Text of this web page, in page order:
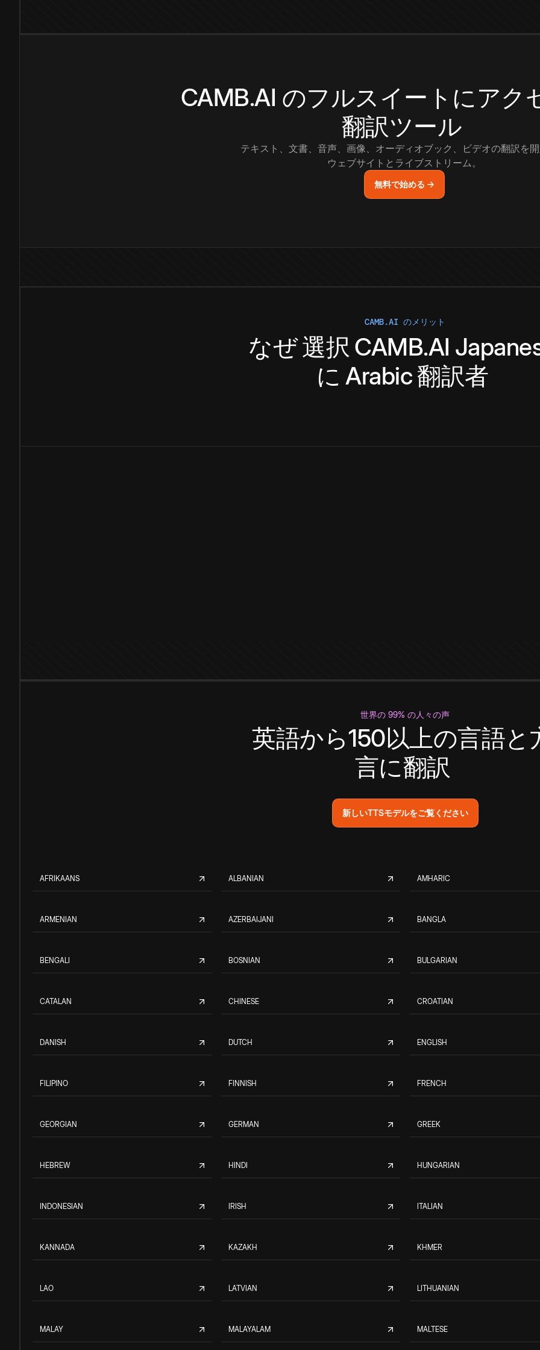
CAMB.AI のフルスイートにアク
翻訳ツール
テキスト、文書、音声、画像、オーディオブック、ビデオの翻訳を
ウェブサイトとライブストリーム。
無料で始める →
CAMB.AI のメリット
なぜ選択 CAMB.AI
に Arabic翻訳者
世界の 99% の人々の声
英語から150以上の言語と
言に翻訳
新しいTTSモデルをご覧ください
AFRIKAANS ALBANIAN AMHARIC
ARMENIAN AZERBAIJANI BANGLA
BENGALI BOSNIAN BULGARIAN
CATALAN CHINESE CROATIAN
DANISH DUTCH ENGLISH
FILIPINO FINNISH FRENCH
GEORGIAN GERMAN GREEK
HEBREW HINDI HUNGARIAN
INDONESIAN IRISH ITALIAN
KANNADA KAZAKH KHMER
LAO LATVIAN LITHUANIAN
MALAY MALAYALAM MALTESE